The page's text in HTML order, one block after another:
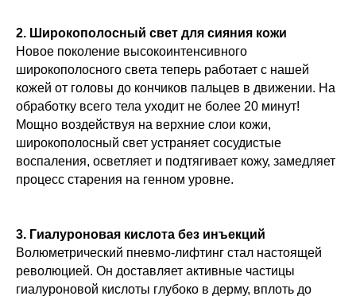
2. Широкополосный свет для сияния кожи
Новое поколение высокоинтенсивного
широкополосного света теперь работает с нашей
кожей от головы до кончиков пальцев в движении. На
обработку всего тела уходит не более 20 минут!
Мощно воздействуя на верхние слои кожи,
широкополосный свет устраняет сосудистые
воспаления, осветляет и подтягивает кожу, замедляет
процесс старения на генном уровне.
3. Гиалуроновая кислота без инъекций
Волюметрический пневмо-лифтинг стал настоящей
революцией. Он доставляет активные частицы
гиалуроновой кислоты глубоко в дерму, вплоть до